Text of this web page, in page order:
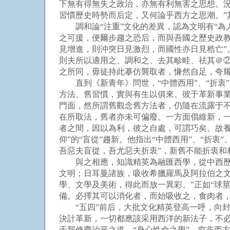
下無有得無失之政治，亦無有利無害之思想。
習慣歷史時勢而后定，又何論乎西方之思潮。
調和論“注重”文化的差異，認為文明有“為
之可援，便爾步趨之恐后，而與吾國之歷史政
見增進，則沖突日見激烈，而國性亦日見梏亡
則夫所以適用之、調和之、去其畛畦、祛其＠
之所同，毋徒持此摹仿襲取者，慊然自足，夸
直到《新青年》問世，“中體西用”、“折衷”
方法、舊習慣，實與有生以俱來。彼于革新事
門面，然所謂舊觀念舊方法者，仍隨在流露于
在所取法，舊者亦未可偏廢。一方面倡維新
者之間，因以為利，彼之自處，可謂巧矣。故
仰”的“盲從”趨新。他指出“中體西用”、“折衷
吾惡夫盲從，吾尤惡夫折衷”，新舊不能折衷
與之相應，知識精英為融匯西學，從中西歷
文明；日耳曼諸族，吸收希臘羅馬及阿拉伯
學、文學及美術，得此而放一異彩。”正如“球
備。必擇其可以消化者，而始吸收之，食肉者
“五四”前后，大批文化精英登高一呼，向封
決計革新，一切都應該采用西洋的新法子，不